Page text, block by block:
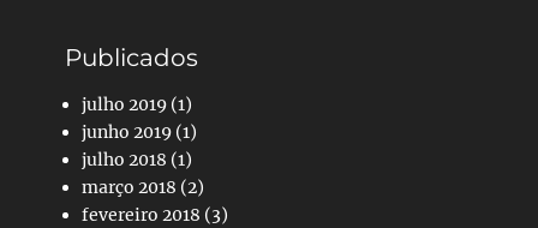
Publicados
julho 2019 (1)
junho 2019 (1)
julho 2018 (1)
março 2018 (2)
fevereiro 2018 (3)